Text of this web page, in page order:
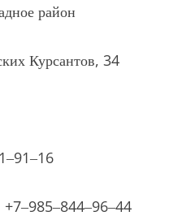
район
Курсантов, 34